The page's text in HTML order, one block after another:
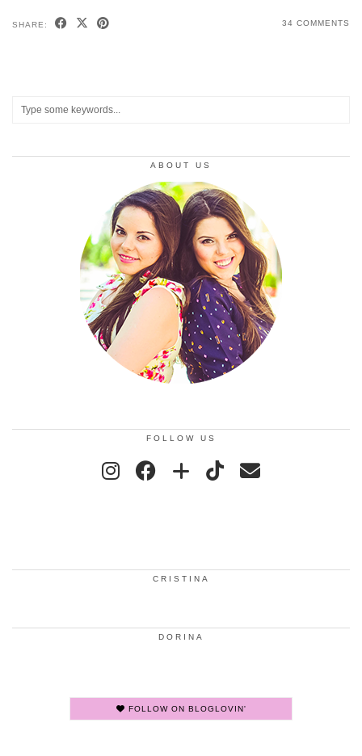
SHARE: 34 COMMENTS
ABOUT US
FOLLOW US
CRISTINA
DORINA
FOLLOW ON BLOGLOVIN'